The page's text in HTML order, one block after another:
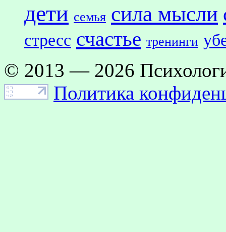
дети семья сила мысли
стресс счастье тренинги
© 2013 — 2026
Политика